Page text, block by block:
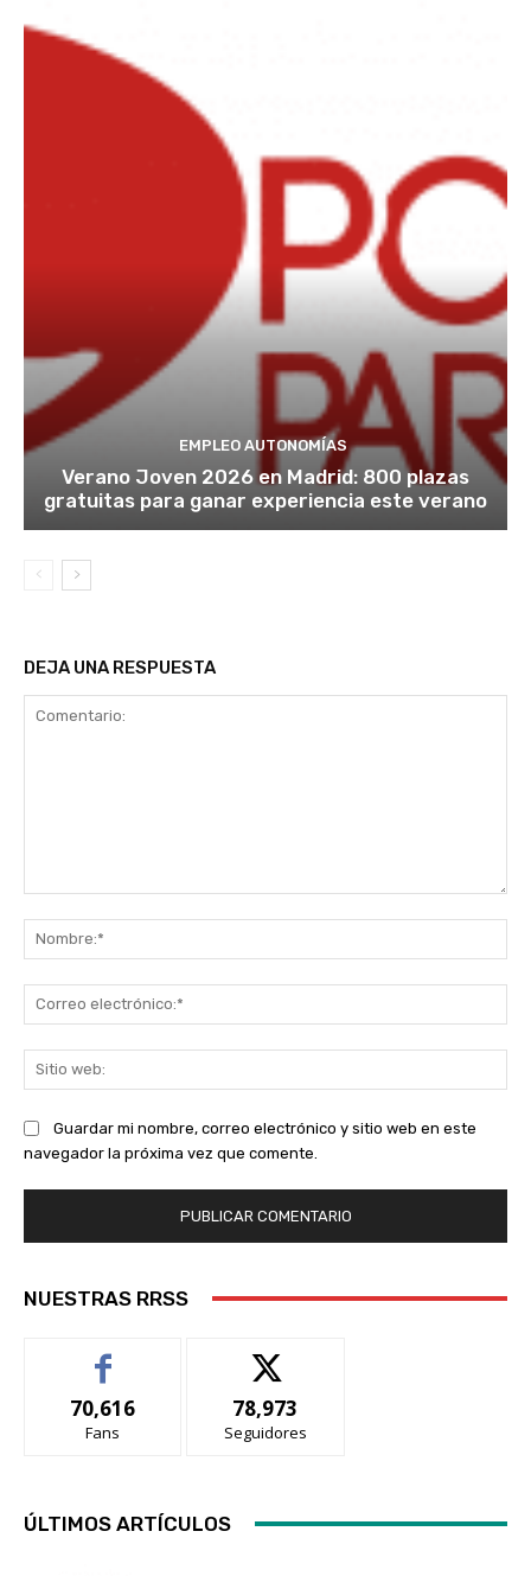
EMPLEO AUTONOMÍAS
Verano Joven 2026 en Madrid: 800 plazas
gratuitas para ganar experiencia este verano
DEJA UNA RESPUESTA
Guardar mi nombre, correo electrónico y sitio web en este
navegador la próxima vez que comente.
NUESTRAS RRSS
70,616
Fans
78,973
Seguidores
ÚLTIMOS ARTÍCULOS